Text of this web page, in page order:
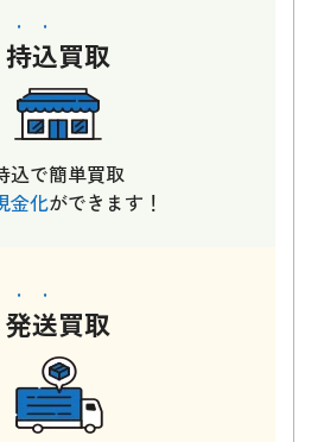
持込買取
込で簡単買取
金化ができます！
発送買取